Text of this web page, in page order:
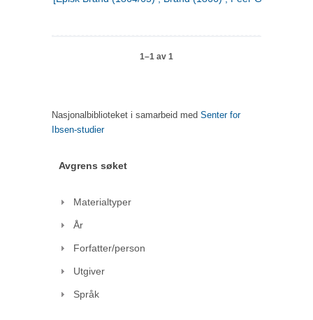
1–1 av 1
Nasjonalbiblioteket i samarbeid med Senter for
Ibsen-studier
Avgrens søket
Materialtyper
År
Forfatter/person
Utgiver
Språk